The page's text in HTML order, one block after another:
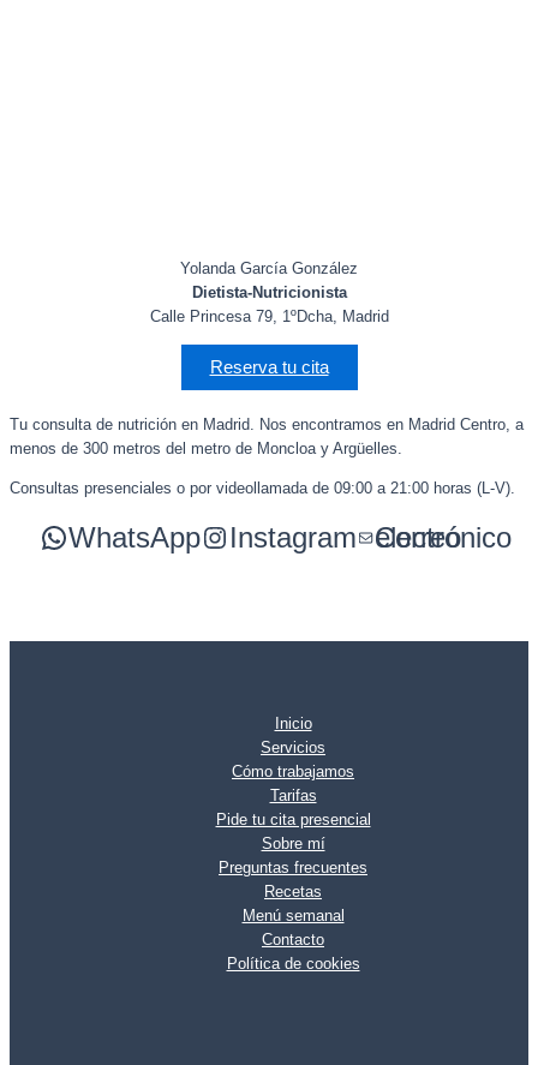
Yolanda García González
Dietista-Nutricionista
Calle Princesa 79, 1ºDcha, Madrid
Reserva tu cita
Tu consulta de nutrición en Madrid. Nos encontramos en Madrid Centro, a
menos de 300 metros del metro de Moncloa y Argüelles.
Consultas presenciales o por videollamada de 09:00 a 21:00 horas (L-V).
WhatsApp Instagram Correo electrónico
Inicio
Servicios
Cómo trabajamos
Tarifas
Pide tu cita presencial
Sobre mí
Preguntas frecuentes
Recetas
Menú semanal
Contacto
Política de cookies